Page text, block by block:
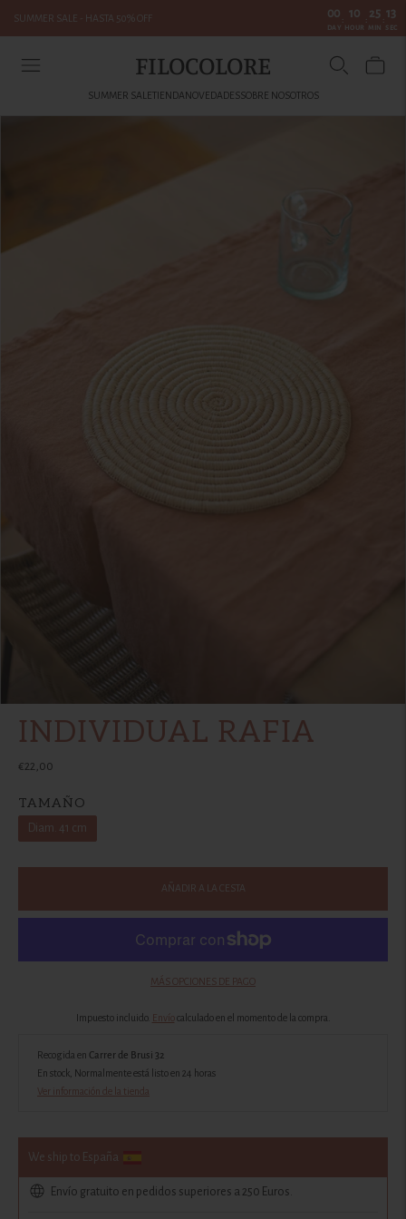
SUMMER SALE - HASTA 50% OFF 00
DAY
: 10
HOUR
: 25
MIN
: 13
SEC
FILOCOLORE
SUMMER SALETIENDANOVEDADESSOBRE NOSOTROS
INDIVIDUAL RAFIA
€22,00
TAMAÑO
Diam. 41 cm
AÑADIR A LA CESTA
MÁS OPCIONES DE PAGO
Impuesto incluido. Envíocalculado en el momento de la compra.
Recogida en Carrer de Brusi 32
En stock, Normalmente está listo en 24 horas
Ver información de la tienda
We ship to España
Envío gratuito en pedidos superiores a 250 Euros.